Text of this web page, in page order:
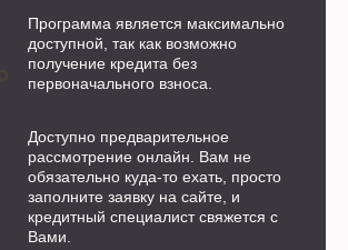
Программа является максимально
доступной, так как возможно
получение кредита без
первоначального взноса.
Доступно предварительное
рассмотрение онлайн. Вам не
обязательно куда-то ехать, просто
заполните заявку на сайте, и
кредитный специалист свяжется с
Вами.